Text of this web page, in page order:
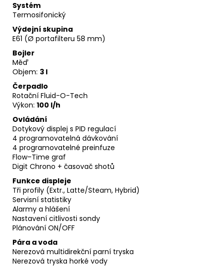
Systém
Termosifonický
Výdejní skupina
E61 (Ø portafilteru 58 mm)
Bojler
Měď
Objem: 3 l
Čerpadlo
Rotační Fluid-O-Tech
Výkon: 100 l/h
Ovládání
Dotykový displej s PID regulací
4 programovatelná dávkování
4 programovatelné preinfuze
Flow–Time graf
Digit Chrono + časovač shotů
Funkce displeje
Tři profily (Extr., Latte/Steam, Hybrid)
Servisní statistiky
Alarmy a hlášení
Nastavení citlivosti sondy
Plánování ON/OFF
Pára a voda
Nerezová multidirekční parní tryska
Nerezová tryska horké vody